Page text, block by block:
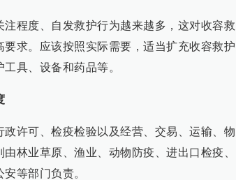
程度、自发救护行为越来越多，这对收容救
求。应该按照实际需要，适当扩充收容救护
具、设备和药品等。
许可、检疫检验以及经营、交易、运输、物
林业草原、渔业、动物防疫、进出口检疫、
等部门负责。